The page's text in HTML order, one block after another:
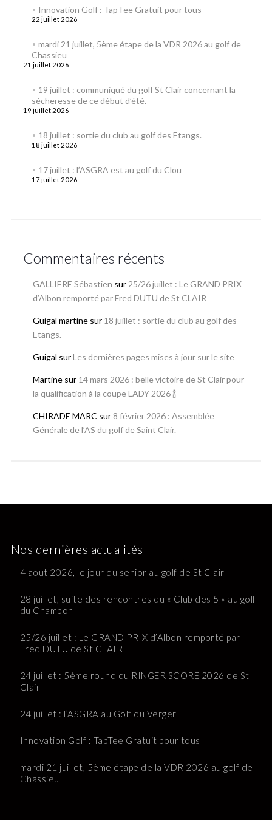
Innovation Golf : TapTee Gratuit pour tous
22 juillet 2026
mardi 21 juillet, 5ème étape de la VDR 2026 au golf de
Chassieu
21 juillet 2026
19 juillet : communiqué du golf St Clair concernant la
sécheresse de ce début d’été.
19 juillet 2026
18 juillet : sortie du club au golf des Etangs.
18 juillet 2026
17 juillet : l’ASGRA est au golf du Clou
17 juillet 2026
Commentaires récents
GALLIERE Sébastien sur 25/26 juillet : Le GRAND PRIX
d’Albon remporté par Fred DUTU de St CLAIR
Guigal martinesur 18 juillet : sortie du club au golf des
Etangs.
Guigal surLes dernières pages mises à jour sur le site
Martinesur 14 mars 2026 : belle victoire de St Clair pour
la qualification à la coupe LADY 2026 🍾
CHIRADE MARC sur 8 février 2026 : Assemblée
Générale de l’AS du golf de Saint Clair.
Nos dernières actualités
4 aout 2026, le jour du senior au golf de St Clair
28 juillet, suite des rencontres du « Club des 5 » au golf
du Chambon
25/26 juillet : Le GRAND PRIX d’Albon remporté par
Fred DUTU de St CLAIR
24 juillet : 5ème round du RINGER SCORE 2026 de St
Clair
24 juillet : l’ASGRA au Golf du Verger
Innovation Golf : TapTee Gratuit pour tous
mardi 21 juillet, 5ème étape de la VDR 2026 au golf de
Chassieu